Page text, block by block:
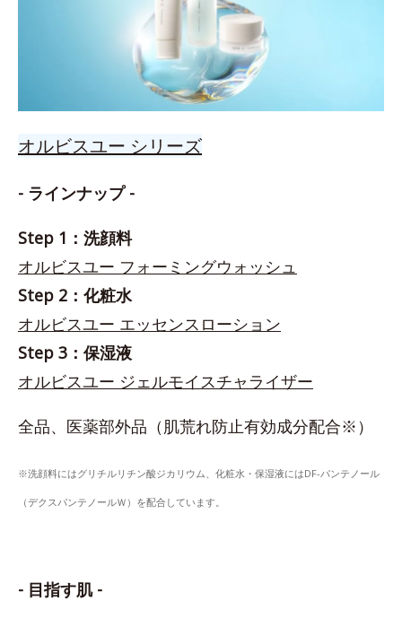
オルビスユー シリーズ
- ラインナップ -
Step 1：洗顔料
オルビスユー フォーミングウォッシュ
Step 2：化粧水
オルビスユー エッセンスローション
Step 3：保湿液
オルビスユー ジェルモイスチャライザー
全品、医薬部外品（肌荒れ防止有効成分配合※）
※洗顔料にはグリチルリチン酸ジカリウム、化粧水・保湿液にはDF-パンテノール
（デクスパンテノールＷ）を配合しています。
- 目指す肌 -